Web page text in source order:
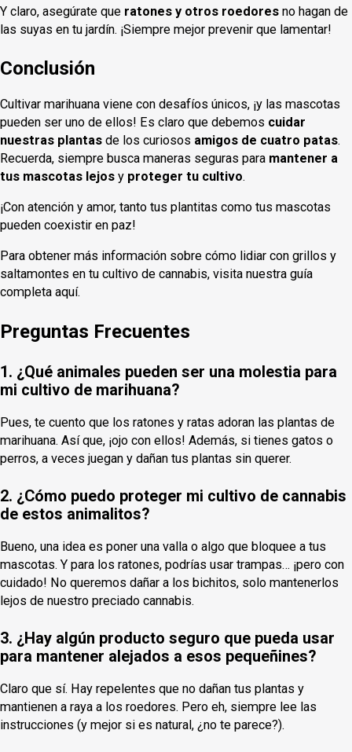
Y claro, asegúrate que ratones y otros roedores no hagan de
las suyas en tu jardín. ¡Siempre mejor prevenir que lamentar!
Conclusión
Cultivar marihuana viene con desafíos únicos, ¡y las mascotas
pueden ser uno de ellos! Es claro que debemos cuidar
nuestras plantas de los curiosos amigos de cuatro patas.
Recuerda, siempre busca maneras seguras para mantener a
tus mascotas lejos y proteger tu cultivo.
¡Con atención y amor, tanto tus plantitas como tus mascotas
pueden coexistir en paz!
Para obtener más información sobre cómo lidiar con grillos y
saltamontes en tu cultivo de cannabis, visita nuestra guía
completa aquí.
Preguntas Frecuentes
1. ¿Qué animales pueden ser una molestia para
mi cultivo de marihuana?
Pues, te cuento que los ratones y ratas adoran las plantas de
marihuana. Así que, ¡ojo con ellos! Además, si tienes gatos o
perros, a veces juegan y dañan tus plantas sin querer.
2. ¿Cómo puedo proteger mi cultivo de cannabis
de estos animalitos?
Bueno, una idea es poner una valla o algo que bloquee a tus
mascotas. Y para los ratones, podrías usar trampas… ¡pero con
cuidado! No queremos dañar a los bichitos, solo mantenerlos
lejos de nuestro preciado cannabis.
3. ¿Hay algún producto seguro que pueda usar
para mantener alejados a esos pequeñines?
Claro que sí. Hay repelentes que no dañan tus plantas y
mantienen a raya a los roedores. Pero eh, siempre lee las
instrucciones (y mejor si es natural, ¿no te parece?).